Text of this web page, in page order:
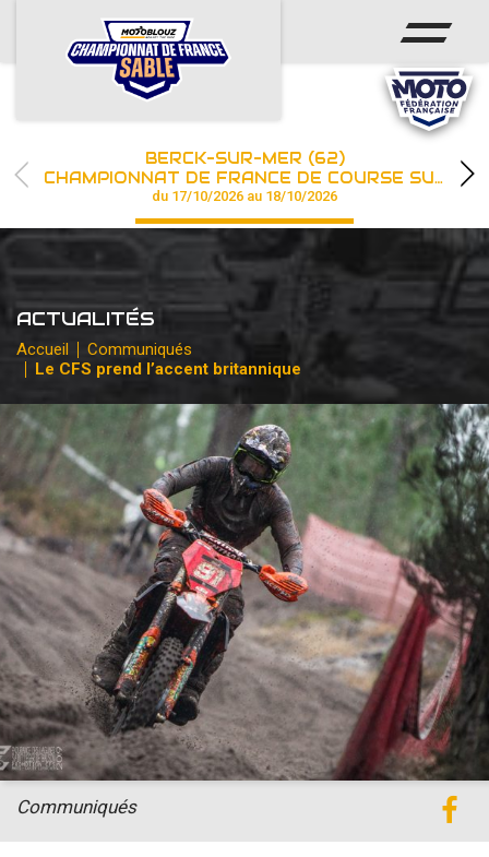
ACCUEIL
ACTUS
CHAMPIONNAT
RÉSULTATS
PHOTOS / WEB TV
PARTENAIRES
les engagements
BERCK-SUR-MER (62)
CHAMPIONNAT DE FRANCE DE COURSE SUR SABLE
du 17/10/2026 au 18/10/2026
ACTUALITÉS
Accueil
Communiqués
Le CFS prend l’accent britannique
Communiqués